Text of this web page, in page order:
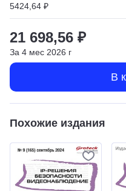
5424,64 ₽
21 698,56 ₽
За 4 мес 2026 г
В
Похожие издания